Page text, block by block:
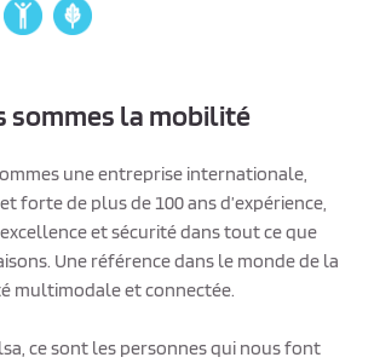
sommes la mobilité
une entreprise internationale,
forte de plus de 100 ans d’expérience,
et sécurité dans tout ce que
Une référence dans le monde de la
multimodale et connectée.
ce sont les personnes qui nous font